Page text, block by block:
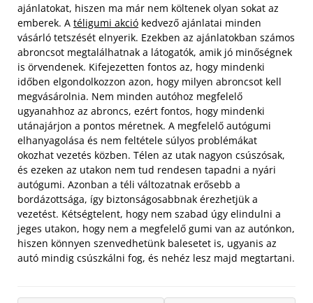
ajánlatokat, hiszen ma már nem költenek olyan sokat az
emberek. A téligumi akció kedvező ajánlatai minden
vásárló tetszését elnyerik. Ezekben az ajánlatokban számos
abroncsot megtalálhatnak a látogatók, amik jó minőségnek
is örvendenek. Kifejezetten fontos az, hogy mindenki
időben elgondolkozzon azon, hogy milyen abroncsot kell
megvásárolnia. Nem minden autóhoz megfelelő
ugyanahhoz az abroncs, ezért fontos, hogy mindenki
utánajárjon a pontos méretnek. A megfelelő autógumi
elhanyagolása és nem feltétele súlyos problémákat
okozhat vezetés közben. Télen az utak nagyon csúszósak,
és ezeken az utakon nem tud rendesen tapadni a nyári
autógumi. Azonban a téli változatnak erősebb a
bordázottsága, így biztonságosabbnak érezhetjük a
vezetést. Kétségtelent, hogy nem szabad úgy elindulni a
jeges utakon, hogy nem a megfelelő gumi van az autónkon,
hiszen könnyen szenvedhetünk balesetet is, ugyanis az
autó mindig csúszkálni fog, és nehéz lesz majd megtartani.